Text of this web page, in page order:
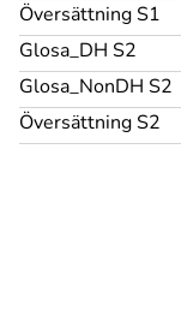
Översättning S1
Glosa_DH S2
Glosa_NonDH S2
Översättning S2